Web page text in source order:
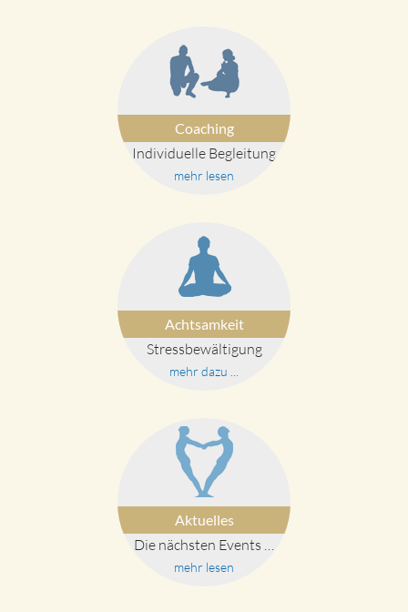
Coaching
Individuelle Begleitung
mehr lesen
Achtsamkeit
Stressbewältigung
mehr dazu ...
Aktuelles
Die nächsten Events …
mehr lesen